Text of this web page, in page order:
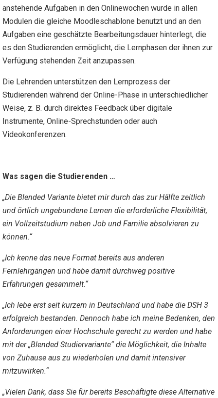
anstehende Aufgaben in den Onlinewochen wurde in allen
Modulen die gleiche Moodleschablone benutzt und an den
Aufgaben eine geschätzte Bearbeitungsdauer hinterlegt, die
es den Studierenden ermöglicht, die Lernphasen der ihnen zur
Verfügung stehenden Zeit anzupassen.
Die Lehrenden unterstützen den Lernprozess der
Studierenden während der Online-Phase in unterschiedlicher
Weise, z. B. durch direktes Feedback über digitale
Instrumente, Online-Sprechstunden oder auch
Videokonferenzen.
Was sagen die Studierenden …
„Die Blended Variante bietet mir durch das zur Hälfte zeitlich
und örtlich ungebundene Lernen die erforderliche Flexibilität,
ein Vollzeitstudium neben Job und Familie absolvieren zu
können.“
„Ich kenne das neue Format bereits aus anderen
Fernlehrgängen und habe damit durchweg positive
Erfahrungen gesammelt.“
„Ich lebe erst seit kurzem in Deutschland und habe die DSH 3
erfolgreich bestanden. Dennoch habe ich meine Bedenken, den
Anforderungen einer Hochschule gerecht zu werden und habe
mit der „Blended Studiervariante“ die Möglichkeit, die Inhalte
von Zuhause aus zu wiederholen und damit intensiver
mitzuwirken.“
„Vielen Dank, dass Sie für bereits Beschäftigte diese Alternative